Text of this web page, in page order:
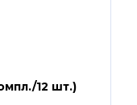
12 шт.)